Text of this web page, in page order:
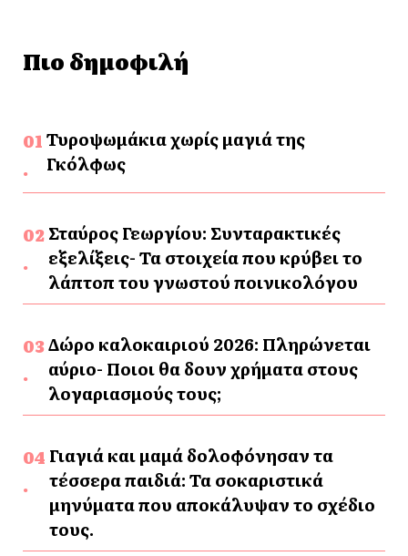
Πιο δημοφιλή
Τυροψωμάκια χωρίς μαγιά της
Γκόλφως
Σταύρος Γεωργίου: Συνταρακτικές
εξελίξεις- Τα στοιχεία που κρύβει το
λάπτοπ του γνωστού ποινικολόγου
Δώρο καλοκαιριού 2026: Πληρώνεται
αύριο- Ποιοι θα δουν χρήματα στους
λογαριασμούς τους;
Γιαγιά και μαμά δολοφόνησαν τα
τέσσερα παιδιά: Τα σοκαριστικά
μηνύματα που αποκάλυψαν το σχέδιο
τους.